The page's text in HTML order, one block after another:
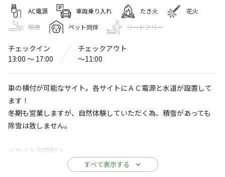
AC電源 車両乗り入れ たき火
花火
喫煙
ペット同伴 リードフリー
チェックイン
13:00 〜 17:00
チェックアウト
〜11:00
車の横付が可能なサイト。各サイトにＡＣ電源と水道が設置して
ます！
冬期も営業しますが、自然体験していただく為、積雪があっても
除雪は致しません。
≪サイト利用料≫
すべて表示する
休暇村 竹野海岸キャンプ場（休暇村
竹野海岸）
〒669-6201兵庫県豊岡市竹野町竹野
水洗トイレ ゴミ捨て場
コインシャワー 自動販売機
海水浴や水遊びにぴったり！プライベートビー